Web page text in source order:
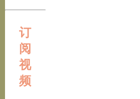
订
阅
视
频